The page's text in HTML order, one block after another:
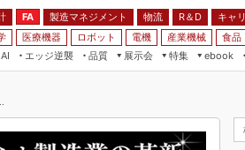
FA 製造マネジメント 物流 R＆D
キャ
医療機器 ロボット 電機 産業機械 食品
AI
エッジ逆襲 品質
展示会
コンピューティング
リューション展
特集
がるクルマ
ebook
製造マネジメント